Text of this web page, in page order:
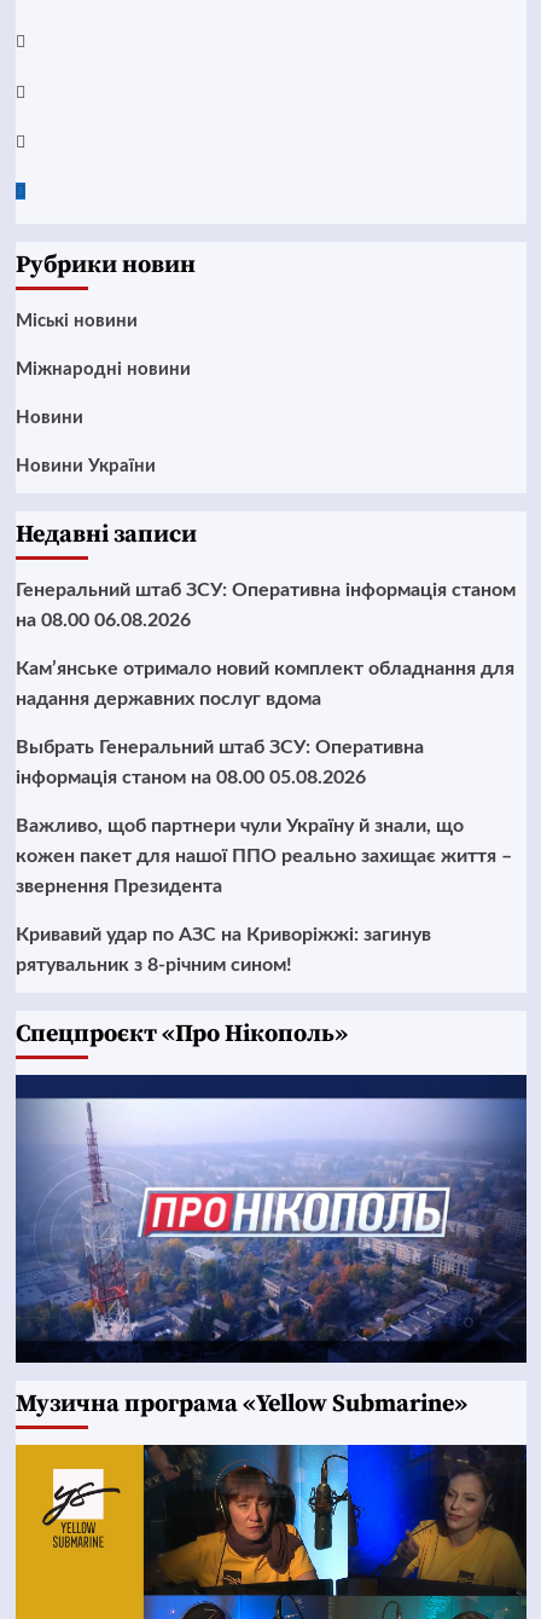
Telegram
Instagram
Twitter
Google
Рубрики новин
Mіські новини
Міжнародні новини
Новини
Новини України
Недавні записи
Генеральний штаб ЗСУ: Оперативна інформація станом
на 08.00 06.08.2026
Кам’янське отримало новий комплект обладнання для
надання державних послуг вдома
Выбрать Генеральний штаб ЗСУ: Оперативна
інформація станом на 08.00 05.08.2026
Важливо, щоб партнери чули Україну й знали, що
кожен пакет для нашої ППО реально захищає життя –
звернення Президента
Кривавий удар по АЗС на Криворіжжі: загинув
рятувальник з 8-річним сином!
Cпецпроєкт «Про Нікополь»
Музична програма «Yellow Submarine»